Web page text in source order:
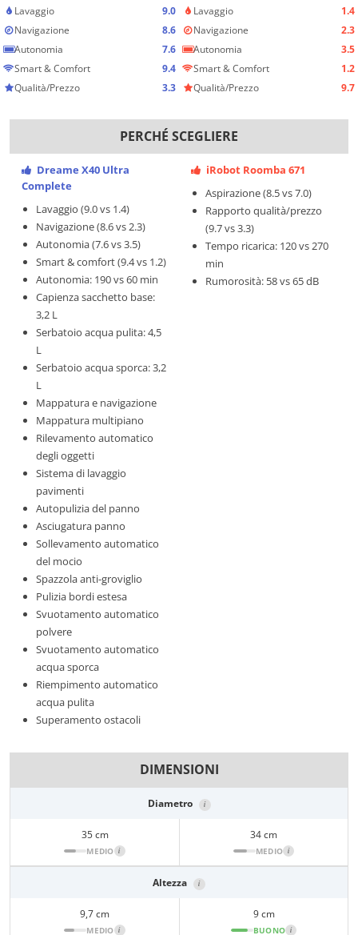
Lavaggio
9.0
Navigazione
8.6
Autonomia
7.6
Smart & Comfort
9.4
Qualità/Prezzo
3.3
Lavaggio
1.4
Navigazione
2.3
Autonomia
3.5
Smart & Comfort
1.2
Qualità/Prezzo
9.7
PERCHÉ SCEGLIERE
Dreame X40 Ultra
Complete
Lavaggio (9.0 vs 1.4)
Navigazione (8.6 vs 2.3)
Autonomia (7.6 vs 3.5)
Smart & comfort (9.4 vs 1.2)
Autonomia: 190 vs 60 min
Capienza sacchetto base:
3,2 L
Serbatoio acqua pulita: 4,5
L
Serbatoio acqua sporca: 3,2
L
Mappatura e navigazione
Mappatura multipiano
Rilevamento automatico
degli oggetti
Sistema di lavaggio
pavimenti
Autopulizia del panno
Asciugatura panno
Sollevamento automatico
del mocio
Spazzola anti-groviglio
Pulizia bordi estesa
Svuotamento automatico
polvere
Svuotamento automatico
acqua sporca
Riempimento automatico
acqua pulita
Superamento ostacoli
iRobot Roomba 671
Aspirazione (8.5 vs 7.0)
Rapporto qualità/prezzo
(9.7 vs 3.3)
Tempo ricarica: 120 vs 270
min
Rumorosità: 58 vs 65 dB
DIMENSIONI
Diametro i
35 cm
MEDIO i
34 cm
MEDIO i
Altezza i
9,7 cm
MEDIO i
9 cm
BUONO i